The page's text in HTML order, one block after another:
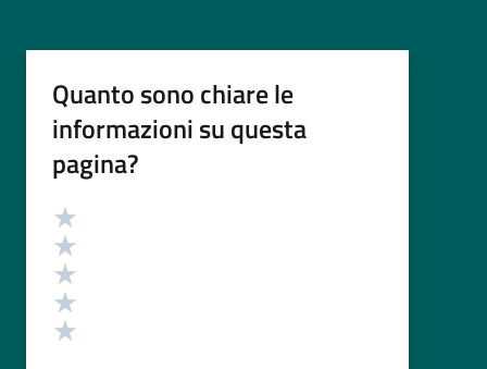
Quanto sono chiare le
informazioni su questa
pagina?
Valutazione